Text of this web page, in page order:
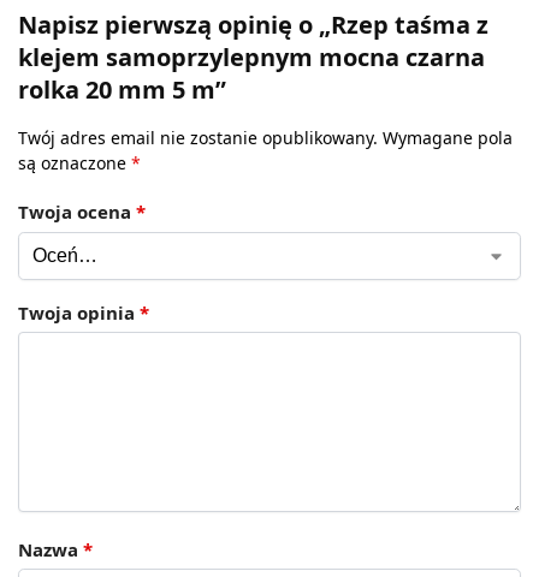
Napisz pierwszą opinię o „Rzep taśma z
klejem samoprzylepnym mocna czarna
rolka 20 mm 5 m”
Twój adres email nie zostanie opublikowany. Wymagane pola
są oznaczone *
Twoja ocena *
Twoja opinia *
Nazwa *